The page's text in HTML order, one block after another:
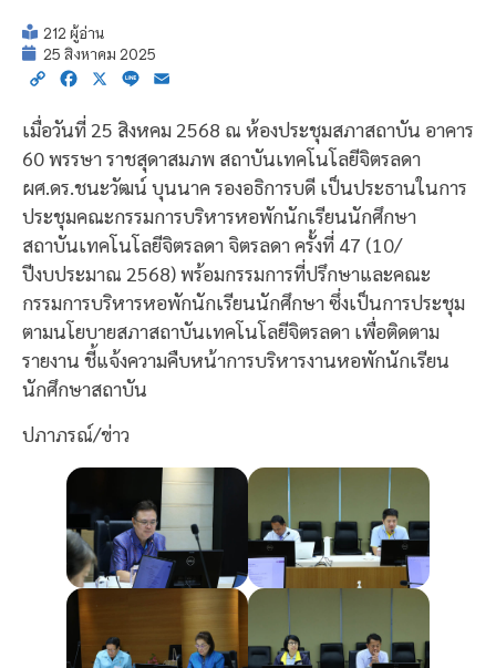
212 ผู้อ่าน
25 สิงหาคม 2025
Copy Facebook
X Line
เมื่อวันที่ 25 สิงหคม 2568 ณ ห้องประชุมสภาสถาบัน อาคาร
60 พรรษา ราชสุดาสมภพ สถาบันเทคโนโลยีจิตรลดา
ผศ.ดร.ชนะวัฒน์ บุนนาค รองอธิการบดี เป็นประธานในการ
ประชุมคณะกรรมการบริหารหอพักนักเรียนนักศึกษา
สถาบันเทคโนโลยีจิตรลดา จิตรลดา ครั้งที่ 47 (10/
ปีงบประมาณ 2568) พร้อมกรรมการที่ปรึกษาและคณะ
กรรมการบริหารหอพักนักเรียนนักศึกษา ซึ่งเป็นการประชุม
ตามนโยบายสภาสถาบันเทคโนโลยีจิตรลดา เพื่อติดตาม
รายงาน ชี้แจ้งความคืบหน้าการบริหารงานหอพักนักเรียน
นักศึกษาสถาบัน
ปภาภรณ์/ข่าว